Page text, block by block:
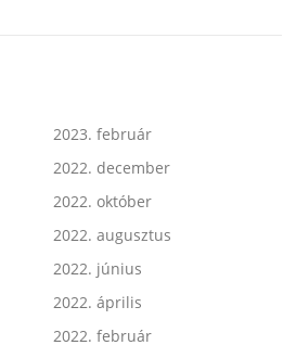
2023. február
2022. december
2022. október
2022. augusztus
2022. június
2022. április
2022. február